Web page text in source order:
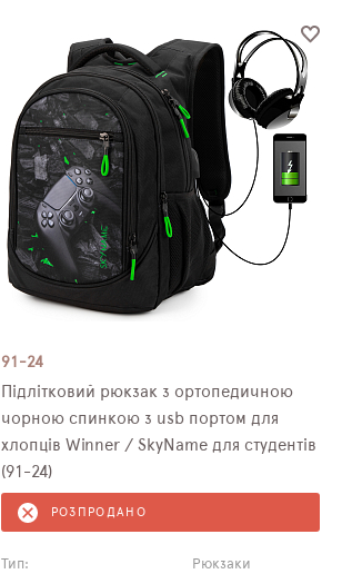
91-24
Підлітковий рюкзак з ортопедичною
чорною спинкою з usb портом для
хлопців Winner / SkyName для студентів
(91-24)
РОЗПРОДАНО
Тип:
Рюкзаки